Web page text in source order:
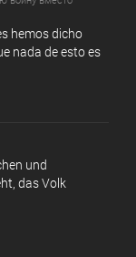
hemos dicho
nada de esto es
und
das Volk